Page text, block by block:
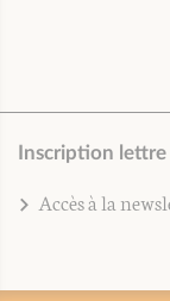
Inscription
Accès à la